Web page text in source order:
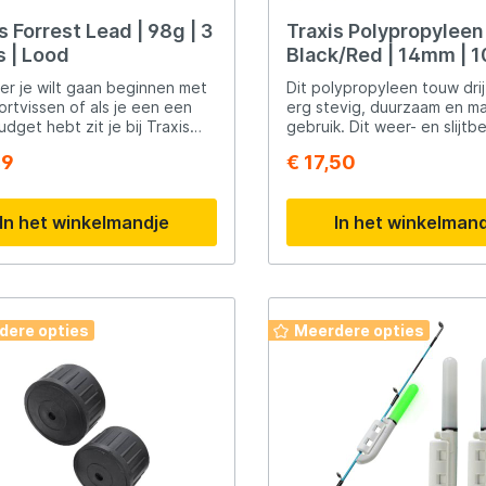
Forrest Lead | 98g | 3
| Lood
je wilt gaan beginnen met
of als je een een
hebt zit je bij Traxis
visspullen voor de
visser. Of je nou op
vist, of karper of witvis. Voor
heeft Traxis wel de
in het assortiment.
In het winkelmandje
Traxis Polypropyleen
Black/Red | 14mm |
Dit polypropyleen touw
erg stevig, duurzaam en
gebruik. Dit weer- en
tuigage of als bijvoorbeeld
geschikt voor gebruik van
volgende toepassingen,
hijsen/takelen van
goederen/ladingen, laden,
schommel.
€ 17,50
In het
opties Meerdere opties